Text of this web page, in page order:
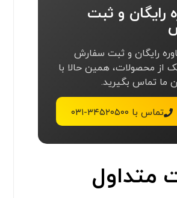
رایگان و ثبت
رایگان و ثبت سفارش
از محصولات، همین حالا با
ما تماس بگیرید.
تماس با ۳۴۵۲۰۵۰۰-۰۳۱
متداول